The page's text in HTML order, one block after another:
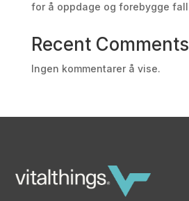
for å oppdage og forebygge fall
Recent Comments
Ingen kommentarer å vise.